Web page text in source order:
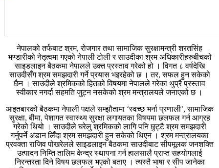
नेपालको तर्फबाट श्रम, रोजगार तथा सामाजिक सुरक्षामन्त्री शरतसिंह
भण्डारीको नेतृत्वमा गएको नेपाली टोली र साउदीका श्रम अधिकारीहरुबीचको
साइडलाइन बैठकमा नेपालले उक्त प्रस्ताव गरेको हो । विगत ८ वर्षदेखि
साउदीसँग श्रम समझदारी गर्ने प्रयास भइरहेको छ । तर, सफल हुन सकेको
छैन । साउदीले श्रमिकको हितको विषयमा नेपालले गरेका थुप्रै प्रस्ताव
स्वीकार नगर्दा सहमति जुट्न नसकेको श्रम मन्त्रालयले जनाएको छ ।
आइतबारको बैठकमा नेपाली पक्षले सम्झौतामा ‘स्वच्छ भर्ना प्रणाली’, सामाजिक
सुरक्षा, बीमा, पेशागत स्वास्थ्य सुरक्षा लगायतका विषयमा छलफल गर्न आग्रह
गरेको थियो । साउदीले घरेलु श्रमिकको लागि पनि छुट्टै श्रम समझदारी
गर्नुपर्ने अडान लिँदा श्रम समझदारी हुन सकेको थिएन । श्रम मन्त्रालयका
प्रवक्ता राजिव पोखरेलले साइडलाइन बैठकमा साउदीबाट सीपमूलक जनशक्ति
उत्पादन निम्ति तालिम केन्द्र स्थापना गर्न हालसालै प्राप्त सहयोगलाई
निरन्तरता दिने विषय छलफल भएको बताए । त्यस्तै भाषा र सीप जानेका